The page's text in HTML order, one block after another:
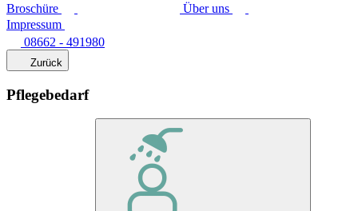
Broschüre
Über uns
Impressum
08662 - 491980
Zurück
Pflegebedarf